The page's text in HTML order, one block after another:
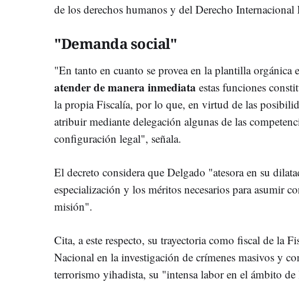
de los derechos humanos y del Derecho
"Demanda social"
"En tanto en cuanto se provea en la plantilla orgánica
atender de manera inmediata estas funciones
la propia Fiscalía, por lo que, en virtud de las
atribuir mediante delegación algunas de las
configuración legal", señala.
El decreto considera que Delgado "atesora en su
especialización y los méritos necesarios para asumir
misión".
Cita, a este respecto, su trayectoria como fiscal de la
Nacional en la investigación de crímenes masivos y
terrorismo yihadista, su "intensa labor en el ámbito